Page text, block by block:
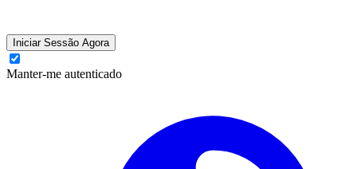
Iniciar Sessão Agora
Manter-me autenticado